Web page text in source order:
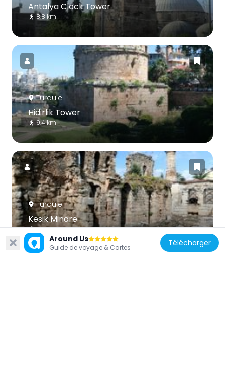
Antalya Clock Tower
8.8 km
Turquie
Hidirlik Tower
9.4 km
Turquie
Kesik Minare
9.2 km
Around Us
Guide de voyage & Cartes Télécharger